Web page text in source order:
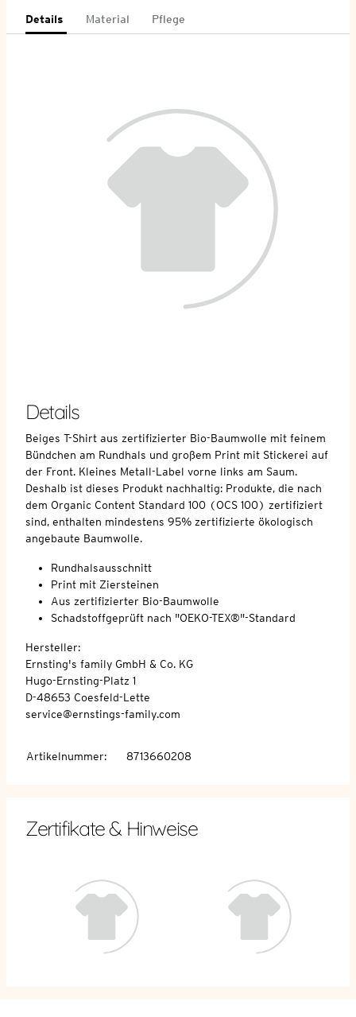
Details Material Pflege
Details
Beiges T-Shirt aus zertifizierter Bio-Baumwolle mit feinem
Bündchen am Rundhals und großem Print mit Stickerei auf
der Front. Kleines Metall-Label vorne links am Saum.
Deshalb ist dieses Produkt nachhaltig: Produkte, die nach
dem Organic Content Standard 100 (OCS 100) zertifiziert
sind, enthalten mindestens 95% zertifizierte ökologisch
angebaute Baumwolle.
Rundhalsausschnitt
Print mit Ziersteinen
Aus zertifizierter Bio-Baumwolle
Schadstoffgeprüft nach "OEKO-TEX®"-Standard
Hersteller:
Ernsting's family GmbH & Co. KG
Hugo-Ernsting-Platz 1
D-48653 Coesfeld-Lette
service@ernstings-family.com
Artikelnummer: 8713660208
Zertifikate & Hinweise